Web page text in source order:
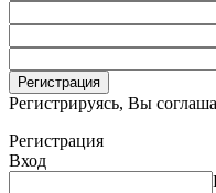
Регистрируясь, Вы
Регистрация
Вход